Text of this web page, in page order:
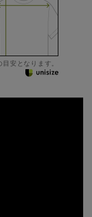
安となります。